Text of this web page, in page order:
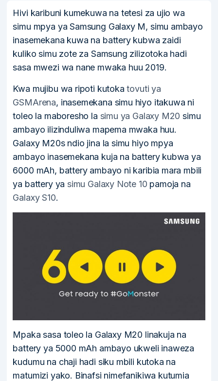
Hivi karibuni kumekuwa na tetesi za ujio wa
simu mpya ya Samsung Galaxy M, simu ambayo
inasemekana kuwa na battery kubwa zaidi
kuliko simu zote za Samsung zilizotoka hadi
sasa mwezi wa nane mwaka huu 2019.
Kwa mujibu wa ripoti kutokatovuti ya
GSMArena, inasemekana simu hiyo itakuwa ni
toleo la maboresho la simu ya Galaxy M20 simu
ambayo ilizinduliwa mapema mwaka huu.
Galaxy M20s ndio jina la simu hiyo mpya
ambayo inasemekana kuja na battery kubwa ya
6000 mAh, battery ambayo ni karibia mara mbili
ya battery ya simu Galaxy Note 10 pamoja na
Galaxy S10.
Mpaka sasa toleo la Galaxy M20 linakuja na
battery ya 5000 mAh ambayo ukweli inaweza
kudumu na chaji hadi siku mbili kutoka na
matumizi yako. Binafsi nimefanikiwa kutumia